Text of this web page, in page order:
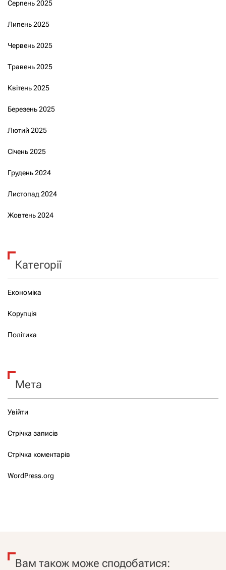
Серпень 2025
Липень 2025
Червень 2025
Травень 2025
Квітень 2025
Березень 2025
Лютий 2025
Січень 2025
Грудень 2024
Листопад 2024
Жовтень 2024
Категорії
Економіка
Корупція
Політика
Мета
Увійти
Стрічка записів
Стрічка коментарів
WordPress.org
Вам також може сподобатися: